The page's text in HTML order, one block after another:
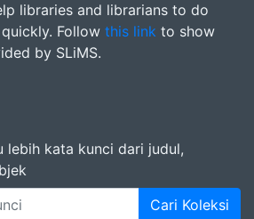
libraries and librarians to do
Follow this link to show
by SLiMS.
lebih kata kunci dari judul,
Cari Koleksi